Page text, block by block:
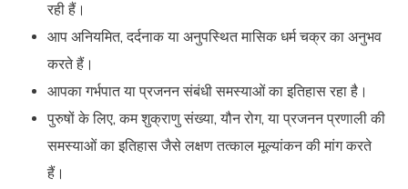
रही हैं।
आप अनियमित, दर्दनाक या अनुपस्थित मासिक धर्म चक्र का अनुभव
करते हैं।
आपका गर्भपात या प्रजनन संबंधी समस्याओं का इतिहास रहा है।
पुरुषों के लिए, कम शुक्राणु संख्या, यौन रोग, या प्रजनन प्रणाली की
समस्याओं का इतिहास जैसे लक्षण तत्काल मूल्यांकन की मांग करते
हैं।